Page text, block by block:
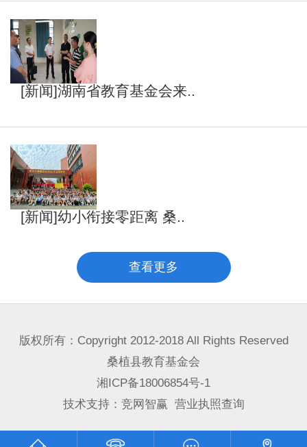
[新闻]湖南省教育基金会来..
[新闻]幼小衔接零距离 桑..
查看更多
版权所有：Copyright 2012-2018 All Rights Reserved
桑植县教育基金会
湘ICP备18006854号-1
技术支持： 竞网智赢 营业执照查询